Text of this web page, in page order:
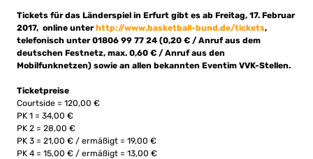
Tickets für das Länderspiel in Erfurt gibt es ab Freitag, 17. Februar
2017, online unterhttp://www.basketball-bund.de/tickets,
telefonisch unter 01806 99 77 24 (0,20 € / Anruf aus dem
deutschen Festnetz, max. 0,60 € / Anruf aus den
Mobilfunknetzen) sowie an allen bekannten Eventim VVK-Stellen.
Ticketpreise
Courtside = 120,00 €
PK 1 = 34,00 €
PK 2 = 28,00 €
PK 3 = 21,00 € / ermäßigt = 19,00 €
PK 4 = 15,00 € / ermäßigt = 13,00 €